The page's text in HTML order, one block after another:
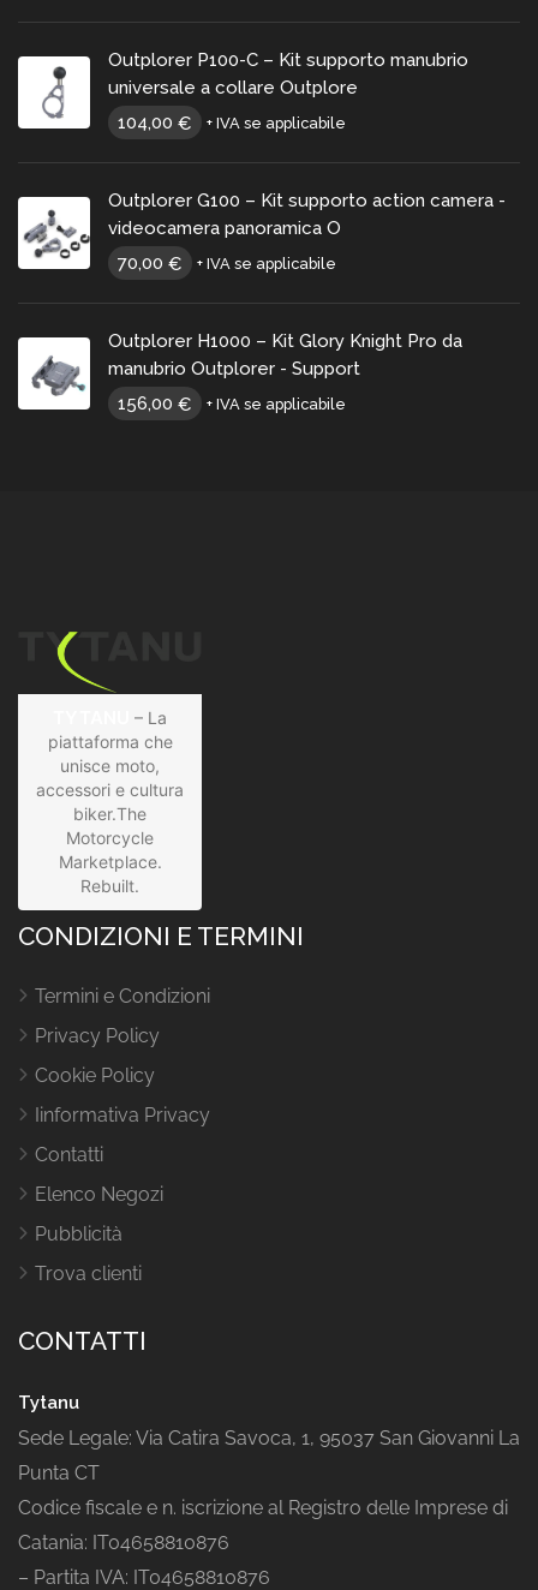
Outplorer P100-C – Kit supporto manubrio
universale a collare Outplore
104,00 € + IVA se applicabile
Outplorer G100 – Kit supporto action camera -
videocamera panoramica O
70,00 € + IVA se applicabile
Outplorer H1000 – Kit Glory Knight Pro da
manubrio Outplorer - Support
156,00 € + IVA se applicabile
– La
piattaforma che
unisce moto,
accessori e cultura
biker.The
Motorcycle
Marketplace.
Rebuilt.
CONDIZIONI E TERMINI
Termini e Condizioni
Privacy Policy
Cookie Policy
Iinformativa Privacy
Contatti
Elenco Negozi
Pubblicità
Trova clienti
CONTATTI
Tytanu
Sede Legale: Via Catira Savoca, 1, 95037 San Giovanni La
Punta CT
Codice fiscale e n. iscrizione al Registro delle Imprese di
Catania: IT04658810876
– Partita IVA: IT04658810876